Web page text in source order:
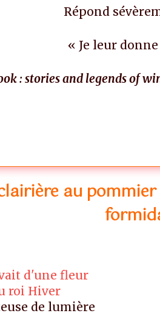
Répond
« Je leur
: stories and legends of
au
d'une fleur
roi Hiver
de lumière